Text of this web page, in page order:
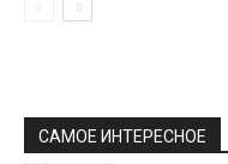
САМОЕ ИНТЕРЕСНОЕ